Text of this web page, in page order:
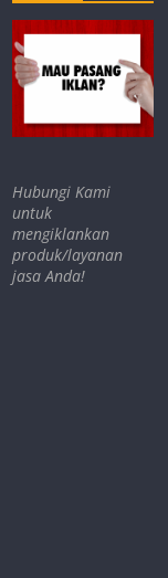
Hubungi Kami
untuk
mengiklankan
produk/layanan
jasa Anda!